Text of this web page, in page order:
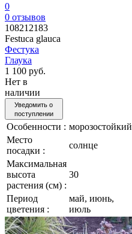
0
0 отзывов
108212183
Festuca glauca
Фестука
Глаука
1 100 руб.
Нет в
наличии
Уведомить о
поступлении
Особенности : морозостойкий
Место
посадки :
солнце
Максимальная
высота
растения (см) :
30
Период
цветения :
май, июнь,
июль